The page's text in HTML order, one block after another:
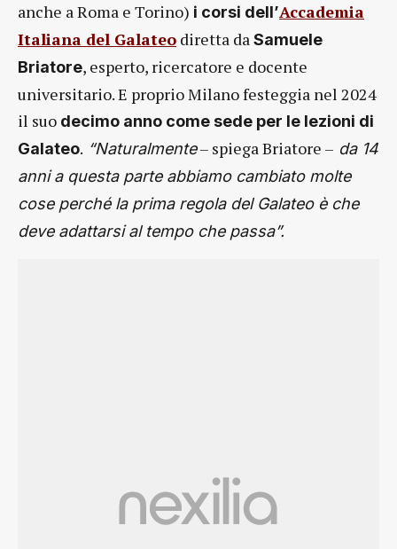
anche a Roma e Torino) i corsi dell’Accademia
Italiana del Galateo diretta daSamuele
Briatore, esperto, ricercatore e docente
universitario. E proprio Milano festeggia nel 2024
il suo decimo anno come sede per le lezioni di
Galateo. “Naturalmente– spiega Briatore – da 14
anni a questa parte abbiamo cambiato molte
cose perché la prima regola del Galateo è che
deve adattarsi al tempo che passa”.